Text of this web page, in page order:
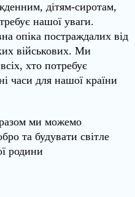
дітям-сиротам,
нашої уваги.
опіка постраждалих від
військових. Ми
хто потребує
часи для нашої країни
ми можемо
та будувати світле
родини